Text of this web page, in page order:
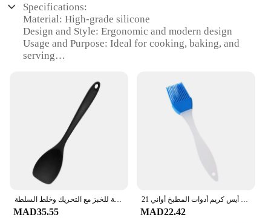
Specifications:
Material: High-grade silicone
Design and Style: Ergonomic and modern design
Usage and Purpose: Ideal for cooking, baking, and
serving
and commercial use
Shape or Size or Weight or Quantity: Available in
sets or individually
Performance and Property: Heat-resistant up to
480°F, non-stick, and easy to clean
Features:
|Wholesale|
**Durable and Safe Material**
Crafted from premium silicone, our silicon spoon is
not only heat-resistant up to 480°F but also non-
MAD35.55 MAD22.42